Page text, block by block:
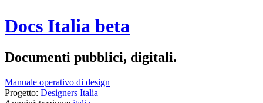
Docs Italia beta
Documenti pubblici, digitali.
Manuale operativo di design
Progetto: Designers Italia